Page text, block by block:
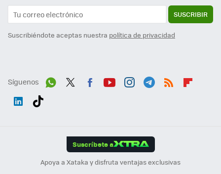
SUSCRIBIR
Suscribiéndote aceptas nuestra política de privacidad
Síguenos
Suscríbete a
Apoya a Xataka y disfruta ventajas exclusivas